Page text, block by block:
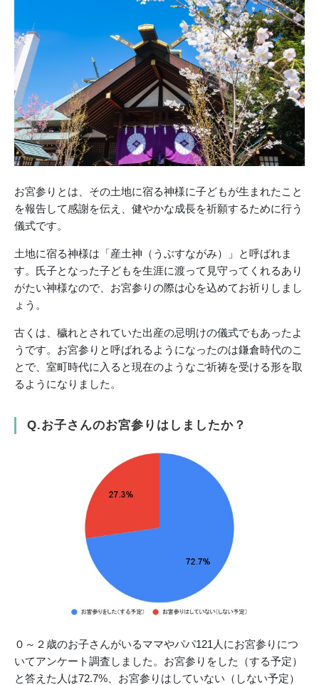
お宮参りとは、その土地に宿る神様に子どもが生まれたこと
を報告して感謝を伝え、健やかな成長を祈願するために行う
儀式です。
土地に宿る神様は「産土神（うぶすながみ）」と呼ばれま
す。氏子となった子どもを生涯に渡って見守ってくれるあり
がたい神様なので、お宮参りの際は心を込めてお祈りしまし
ょう。
古くは、穢れとされていた出産の忌明けの儀式でもあったよ
うです。お宮参りと呼ばれるようになったのは鎌倉時代のこ
とで、室町時代に入ると現在のようなご祈祷を受ける形を取
るようになりました。
Q.お子さんのお宮参りはしましたか？
０～２歳のお子さんがいるママやパパ121人にお宮参りにつ
いてアンケート調査しました。お宮参りをした（する予定）
と答えた人は72.7%、お宮参りはしていない（しない予定）